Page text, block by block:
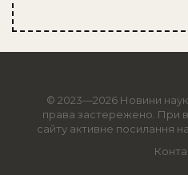
© 2023—2026 Новини
права застережено. При
сайту активне посилання